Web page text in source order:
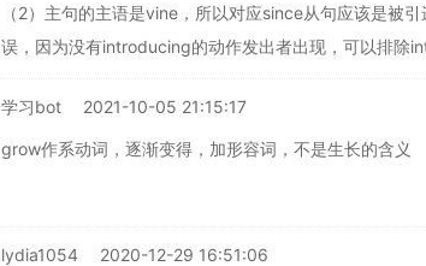
（2）主句的主语是vine，所以对应since从句应该是被
误，因为没有introducing的动作发出者出现，可以排除
学习bot 2021-10-05 21:15:17
grow作系动词，逐渐变得，加形容词，不是生长的含义
lydia1054 2020-12-29 16:51:06